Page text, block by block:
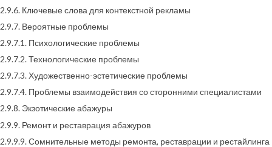
2.9.6. Ключевые слова для контекстной рекламы
2.9.7. Вероятные проблемы
2.9.7.1. Психологические проблемы
2.9.7.2. Технологические проблемы
2.9.7.3. Художественно-эстетические проблемы
2.9.7.4. Проблемы взаимодействия со сторонними специалистами
2.9.8. Экзотические абажуры
2.9.9. Ремонт и реставрация абажуров
2.9.9.9. Сомнительные методы ремонта, реставрации и рестайлинга